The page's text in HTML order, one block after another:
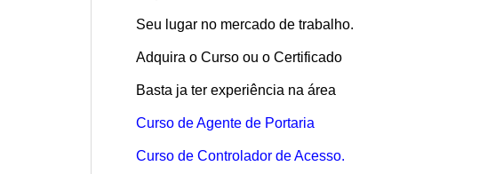
Seu lugar no mercado de trabalho.
Adquira o Curso ou o Certificado
Basta ja ter experiência na área
Curso de Agente de Portaria
Curso de Controlador de Acesso.